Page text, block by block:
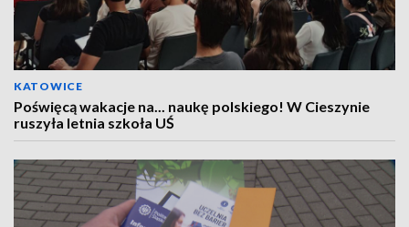
KATOWICE
Poświęcą wakacje na... naukę polskiego! W Cieszynie
ruszyła letnia szkoła UŚ